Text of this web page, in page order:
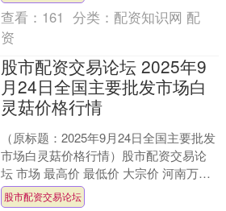
查看： 161 分类： 配资知识网 配
资
股市配资交易论坛 2025年9
月24日全国主要批发市场白
灵菇价格行情
（原标题：2025年9月24日全国主要批发
市场白灵菇价格行情）股市配资交易论
坛 市场 最高价 最低价 大宗价 河南万邦
国际农产品物流股份有限公司 21.00 2....
股市配资交易论坛